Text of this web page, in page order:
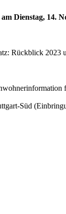
Dienstag, 14.
Rückblick 2023
Süd